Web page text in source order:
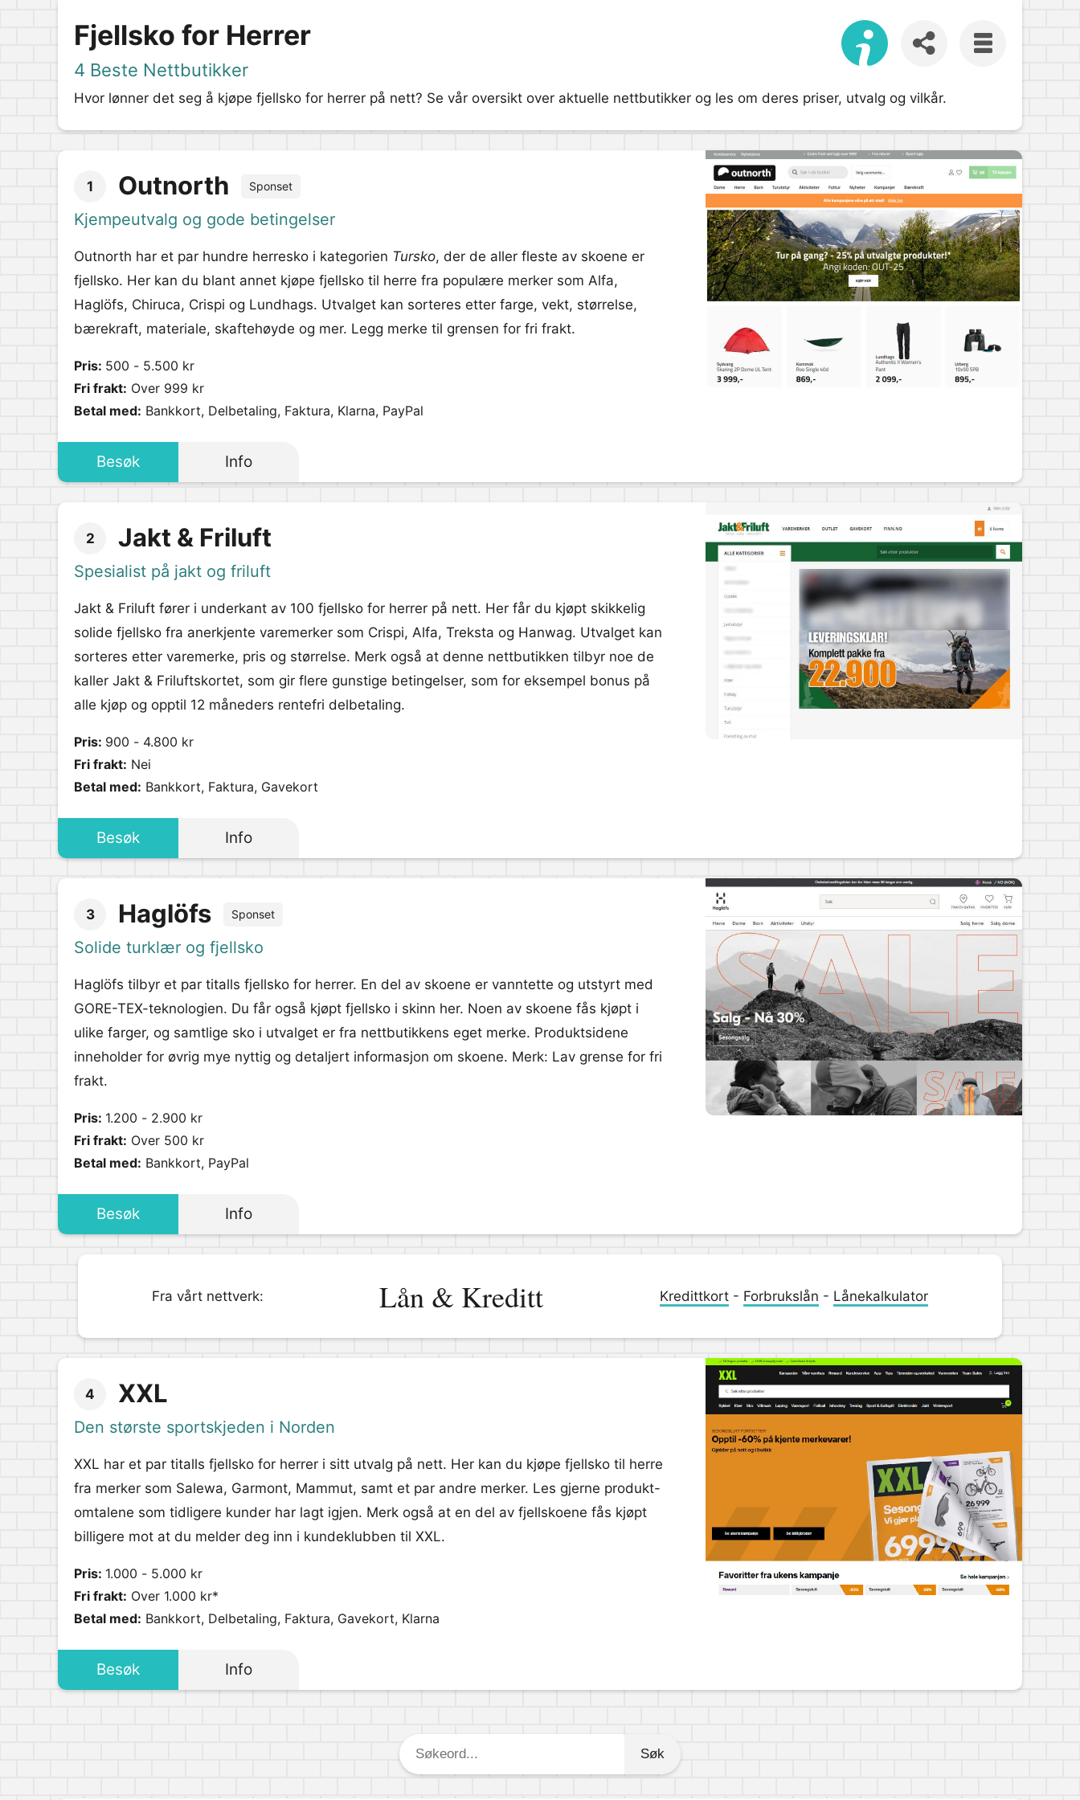
Fjellsko for Herrer
4 Beste Nettbutikker
Hvor lønner det seg å kjøpe fjellsko for herrer på nett? Se vår oversikt over aktuelle nettbutikker og les om deres priser, utvalg og vilkår.
1 Outnorth Sponset
Kjempeutvalg og gode betingelser
Outnorth har et par hundre herresko i kategorien Tursko, der de aller fleste av skoene er
fjellsko. Her kan du blant annet kjøpe fjellsko til herre fra populære merker som Alfa,
Haglöfs, Chiruca, Crispi og Lundhags. Utvalget kan sorteres etter farge, vekt, størrelse,
bærekraft, materiale, skaftehøyde og mer. Legg merke til grensen for fri frakt.
Pris: 500 - 5.500 kr
Fri frakt: Over 999 kr
Betal med: Bankkort, Delbetaling, Faktura, Klarna, PayPal
Besøk Info
2 Jakt & Friluft
Spesialist på jakt og friluft
Jakt & Friluft fører i underkant av 100 fjellsko for herrer på nett. Her får du kjøpt skikkelig
solide fjellsko fra anerkjente varemerker som Crispi, Alfa, Treksta og Hanwag. Utvalget kan
sorteres etter varemerke, pris og størrelse. Merk også at denne nettbutikken tilbyr noe de
kaller Jakt & Friluftskortet, som gir flere gunstige betingelser, som for eksempel bonus på
alle kjøp og opptil 12 måneders rentefri delbetaling.
Pris: 900 - 4.800 kr
Fri frakt: Nei
Betal med: Bankkort, Faktura, Gavekort
Besøk Info
3 Haglöfs Sponset
Solide turklær og fjellsko
Haglöfs tilbyr et par titalls fjellsko for herrer. En del av skoene er vanntette og utstyrt med
GORE-TEX-teknologien. Du får også kjøpt fjellsko i skinn her. Noen av skoene fås kjøpt i
ulike farger, og samtlige sko i utvalget er fra nettbutikkens eget merke. Produktsidene
inneholder for øvrig mye nyttig og detaljert informasjon om skoene. Merk: Lav grense for fri
frakt.
Pris: 1.200 - 2.900 kr
Fri frakt: Over 500 kr
Betal med: Bankkort, PayPal
Besøk Info
Fra vårt nettverk: Lån & Kreditt Kredittkort- Forbrukslån - Lånekalkulator
4 XXL
Den største sportskjeden i Norden
XXL har et par titalls fjellsko for herrer i sitt utvalg på nett. Her kan du kjøpe fjellsko til herre
fra merker som Salewa, Garmont, Mammut, samt et par andre merker. Les gjerne produkt-
omtalene som tidligere kunder har lagt igjen. Merk også at en del av fjellskoene fås kjøpt
billigere mot at du melder deg inn i kundeklubben til XXL.
Pris: 1.000 - 5.000 kr
Fri frakt: Over 1.000 kr*
Betal med: Bankkort, Delbetaling, Faktura, Gavekort, Klarna
Besøk Info
Søkeord: